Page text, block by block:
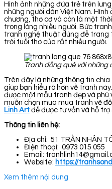
Hình ảnh những đứa trẻ trên
những người dân Việt Nam.
chương, thơ cơ và còn là một
trong lòng nhiều người. Bức
tranh nghệ thuật dùng để trang
trời tuổi thơ của rất nhiều người.
Tranh đồng quê với
Trên đây là những thông tin
giúp bạn hiểu rõ hơn về tranh
được một mẫu tranh đẹp và phù
muốn chọn mua mua tranh vẽ
Linh Art để được tư vấn và hỗ
Thông tin liên hệ:
Địa chỉ: 51 TRẦN NHÂN
Điện thoại: 0973 015 055
Email:
Website: https://
Xem thêm nội dung